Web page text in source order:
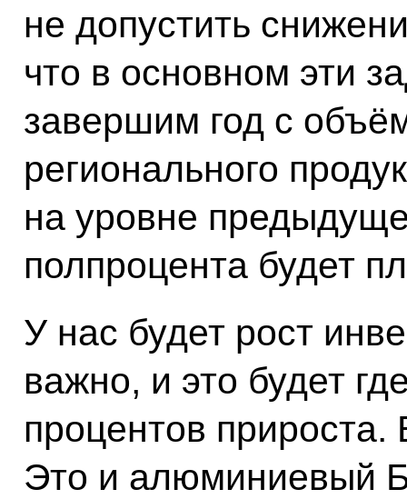
не допустить
что в основном эти
завершим год с
регионального
на уровне
полпроцента будет
У нас будет рост
важно, и это будет
процентов
Это и алюминиевый